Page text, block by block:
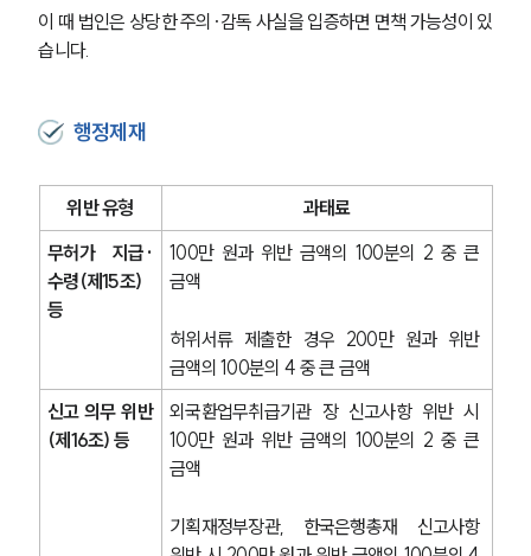
이 때 법인은 상당한 주의·감독 사실을 입증하면 면책 가능성이 있
습니다.
행정제재
위반 유형
과태료
무허가 지급·
수령(제15조)
등
100만 원과 위반 금액의 100분의 2 중 큰
금액
허위서류 제출한 경우 200만 원과 위반
금액의 100분의 4 중 큰 금액
신고 의무 위반
(제16조) 등
외국환업무취급기관 장 신고사항 위반 시
100만 원과 위반 금액의 100분의 2 중 큰
금액
기획재정부장관, 한국은행총재 신고사항